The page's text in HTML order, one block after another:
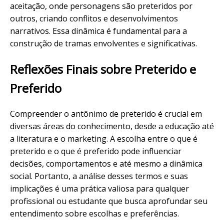
aceitação, onde personagens são preteridos por
outros, criando conflitos e desenvolvimentos
narrativos. Essa dinâmica é fundamental para a
construção de tramas envolventes e significativas.
Reflexões Finais sobre Preterido e
Preferido
Compreender o antônimo de preterido é crucial em
diversas áreas do conhecimento, desde a educação até
a literatura e o marketing. A escolha entre o que é
preterido e o que é preferido pode influenciar
decisões, comportamentos e até mesmo a dinâmica
social. Portanto, a análise desses termos e suas
implicações é uma prática valiosa para qualquer
profissional ou estudante que busca aprofundar seu
entendimento sobre escolhas e preferências.